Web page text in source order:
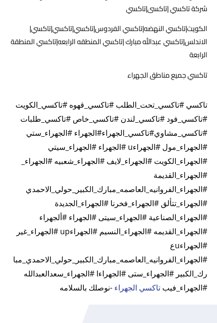
شركة تاكسي |تاكسى|تاكسي
الكويت|تاكسي النهضه|تاكسي الفردوس|تاكسي|تاكسي|تاكسي|
الاندلس|تاكسي عبدالله مبارك |تاكسي المنطقه الرابعه|تاكسي المنطقة
الرابعة
تاكسي جميع مناطق الجهراء
تاكسي #تاكسي_تحت_الطلب #تاكسي_قهوه #تاكسي_الكويت
#تاكسي_فود #تاكسي_لندن #تاكسي_خاص #تاكسي_طلبات
#تاكسي_مشاوي#تاكسي_الجهراء#الجهراء #الجهراء_ستي
#الجهراء_مول #الجهراءu #الجهراء #الجهراء_سيتي
#الجهراء_الكويت #الجهراء_لايف #الجهراء_شعبيه #الجهراء_
#الجهراء_القديمة
#الجهراء_الفروانيه_العاصمه_مبارك_الكبير_حولي_الاحمدي
#الجهراء_تتألق #الجهراء_فخرنا #الجهراء_الجديدة
#الجهراء_الصناعية #الجهراء_سيتى #الجهراء #ألجهراء
#الجهراء_القديمه #الجهراء_النسيم #الجهراءup #الجهراء_غير
#الجهراءuع
#الجهراء_الفروانيه_العاصمه_مبارك_الكبير_حولي_الاحمدي_مبا
رك_الكبير #الجهراء_ستى #الجهراءا #الجهراء_سعدالعبدالله
#الجهراء_فيب تاكسي الجهراء -نوصلك بالسلامه